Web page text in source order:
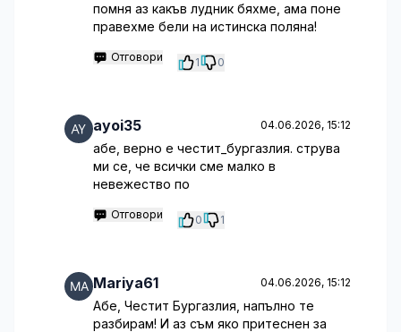
помня аз какъв лудник бяхме, ама поне
правехме бели на истинска поляна!
Отговори 1 0
ayoi35 04.06.2026, 15:12
абе, верно е честит_бургазлия. струва
ми се, че всички сме малко в
невежество по
Отговори 0 1
Mariya61 04.06.2026, 15:12
Абе, Честит Бургазлия, напълно те
разбирам! И аз съм яко притеснен за